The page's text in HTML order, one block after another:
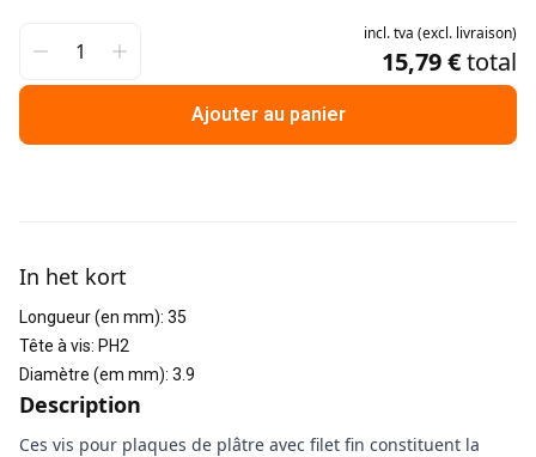
incl.tva (excl. livraison)
15,79 €total
Ajouter au panier
In het kort
Longueur (en mm): 35
Tête à vis: PH2
Diamètre (em mm): 3.9
Description
Ces vis pour plaques de plâtre avec filet fin constituent la